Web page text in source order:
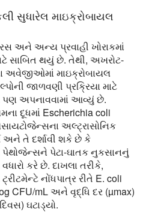
સુધારેલ માઇક્રોબાયલ
અને અન્ય પ્રવાહી ખોરાકમાં
સાબિત થયું છે. તેથી, અખરોટ-
અવેજીઓમાં માઇક્રોબાયલ
જાળવણી પ્રક્રિયા માટે
પણ અપનાવવામાં આવ્યું છે.
દૂધમાં Escherichia coli
અલ્ટ્રાસોનિક
અને તે દર્શાવી શકે છે કે
પેટા-ઘાતક નુકસાનનું
કરે છે. દાખલા તરીકે,
નોંધપાત્ર રીતે E. coli
CFU/mL અને વૃદ્ધિ દર (µmax)
ઘટાડ્યો.